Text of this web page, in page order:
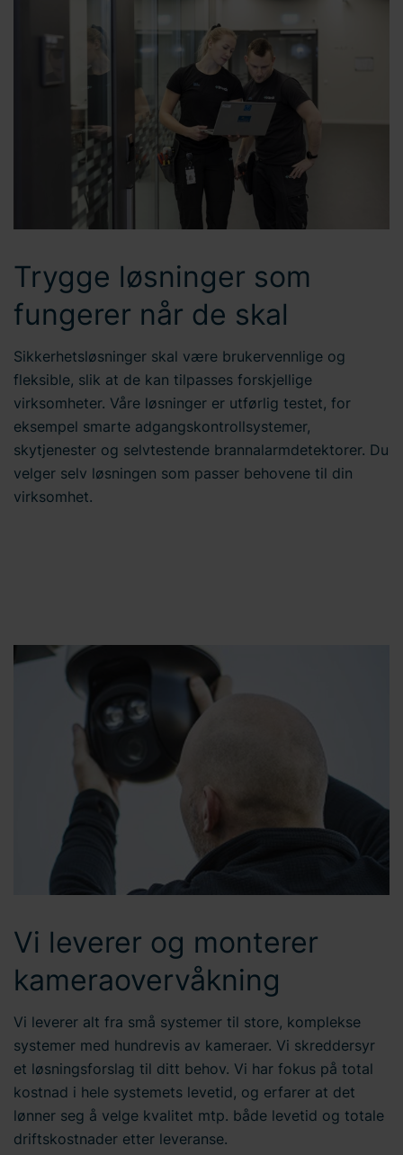
Trygge løsninger som
fungerer når de skal
Sikkerhetsløsninger skal være brukervennlige og
fleksible, slik at de kan tilpasses forskjellige
virksomheter. Våre løsninger er utførlig testet, for
eksempel smarte adgangskontrollsystemer,
skytjenester og selvtestende brannalarmdetektorer. Du
velger selv løsningen som passer behovene til din
virksomhet.
Vi leverer og monterer
kameraovervåkning
Vi leverer alt fra små systemer til store, komplekse
systemer med hundrevis av kameraer. Vi skreddersyr
et løsningsforslag til ditt behov. Vi har fokus på total
kostnad i hele systemets levetid, og erfarer at det
lønner seg å velge kvalitet mtp. både levetid og totale
driftskostnader etter leveranse.